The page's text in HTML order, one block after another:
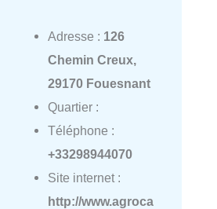
Adresse : 126
Chemin Creux,
29170 Fouesnant
Quartier :
Téléphone :
+33298944070
Site internet :
http://www.agroca